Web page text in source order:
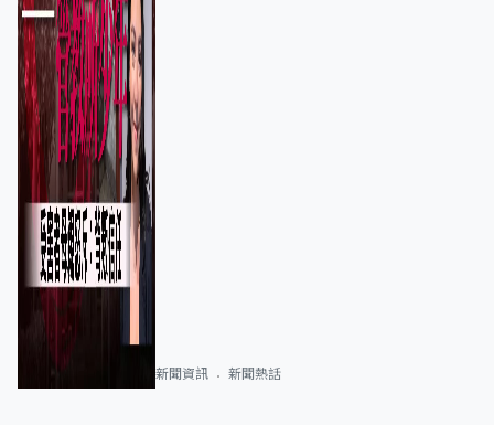
新聞資訊 新聞熱話